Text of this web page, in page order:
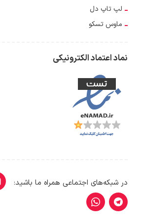
لپ تاپ دل
ماوس تسکو
نماد اعتماد الکترونیکی
در شبکه‌های اجتماعی همراه ما باشید: